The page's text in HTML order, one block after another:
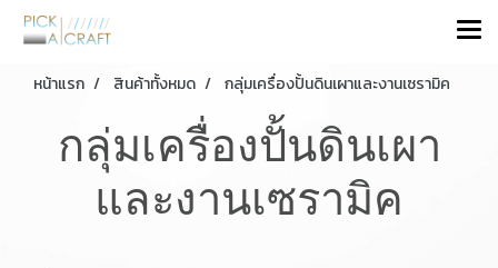
หน้าแรก สินค้าทั้งหมด กลุ่มเครื่องปั้นดินเผาและงานเซรามิค
กลุ่มเครื่องปั้นดินเผา
และงานเซรามิค